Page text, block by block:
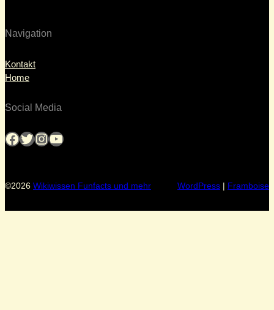
Navigation
Kontakt
Home
Social Media
Facebook Twitter InstagramYouTube
©2026 Wikiwissen Funfacts und mehr WordPress | Framboise